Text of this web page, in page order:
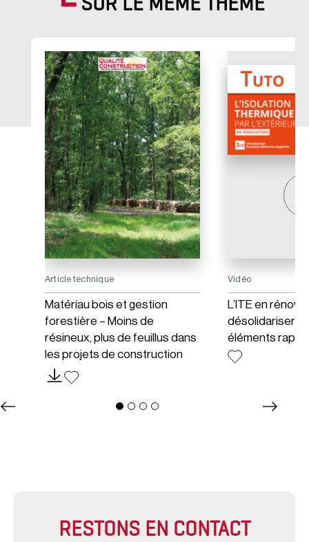
SUR LE MÊME THÈME
Article technique
Matériau bois et gestion
forestière – Moins de
résineux, plus de feuillus dans
les projets de construction
Vidéo
L’ITE en
désolidariser
éléments
RESTONS EN CONTACT